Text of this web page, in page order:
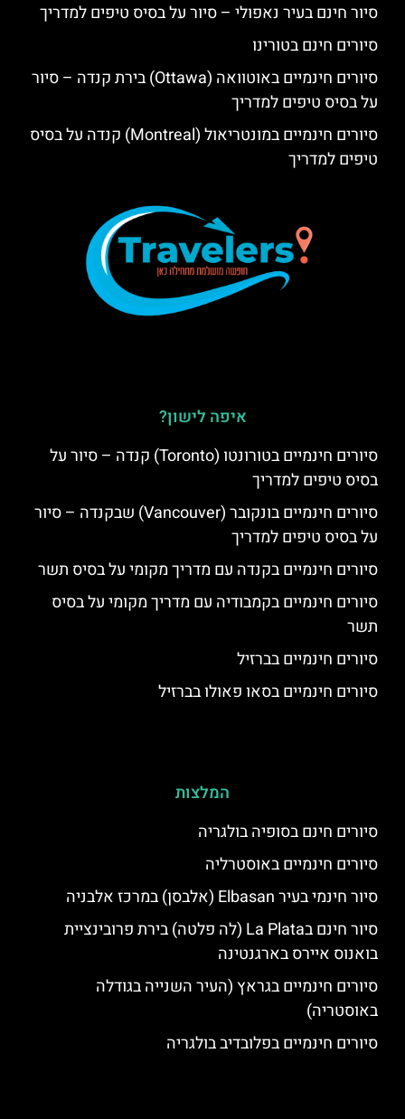
סיור חינם בעיר נאפולי – סיור על בסיס טיפים למדריך
סיורים חינם בטורינו
סיורים חינמיים באוטוואה (Ottawa) בירת קנדה – סיור
על בסיס טיפים למדריך
סיורים חינמיים במונטריאול (Montreal) קנדה על בסיס
טיפים למדריך
איפה לישון?
סיורים חינמיים בטורונטו (Toronto) קנדה – סיור על
בסיס טיפים למדריך
סיורים חינמיים בונקובר (Vancouver) שבקנדה – סיור
על בסיס טיפים למדריך
סיורים חינמיים בקנדה עם מדריך מקומי על בסיס תשר
סיורים חינמיים בקמבודיה עם מדריך מקומי על בסיס
תשר
סיורים חינמיים בברזיל
סיורים חינמיים בסאו פאולו בברזיל
המלצות
סיורים חינם בסופיה בולגריה
סיורים חינמיים באוסטרליה
סיור חינמי בעיר Elbasan (אלבסן) במרכז אלבניה
סיור חינם בLa Plata (לה פלטה) בירת פרובינציית
בואנוס איירס בארגנטינה
סיורים חינמיים בגראץ (העיר השנייה בגודלה
באוסטריה)
סיורים חינמיים בפלובדיב בולגריה